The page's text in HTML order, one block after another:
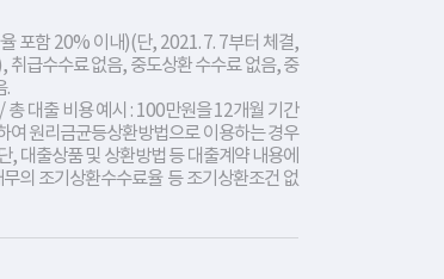
포함 20% 이내)(단, 2021. 7. 7부터 체결,
취급수수료 없음, 중도상환 수수료 없음, 중
.
총 대출 비용 예시 : 100만원을 12개월 기간
여 원리금균등상환방법으로 이용하는 경우
대출상품 및 상환방법 등 대출계약 내용에
의 조기상환수수료율 등 조기상환조건 없